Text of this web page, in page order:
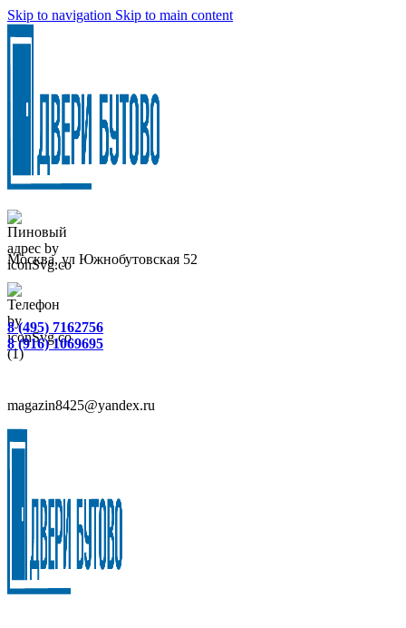
Skip to navigation Skip to main content
Москва, ул Южнобутовская 52
8 (495) 7162756
8 (916) 1069695
magazin8425@yandex.ru